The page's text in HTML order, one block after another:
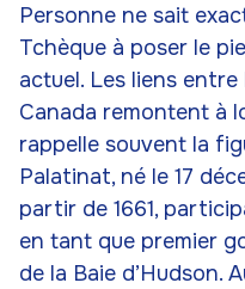
Personne ne sait
Tchèque à poser le
actuel. Les liens
Canada remontent à
rappelle souvent la
Palatinat, né le 17
partir de 1661,
en tant que premier
de la Baie d’Hudson.